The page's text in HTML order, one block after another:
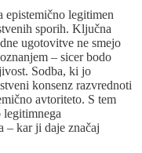
legitimen
sporih. Ključna
ugotovitve ne smejo
– sicer bodo
Sodba, ki jo
konsenz razvrednoti
avtoriteto. S tem
legitimnega
– kar ji daje značaj